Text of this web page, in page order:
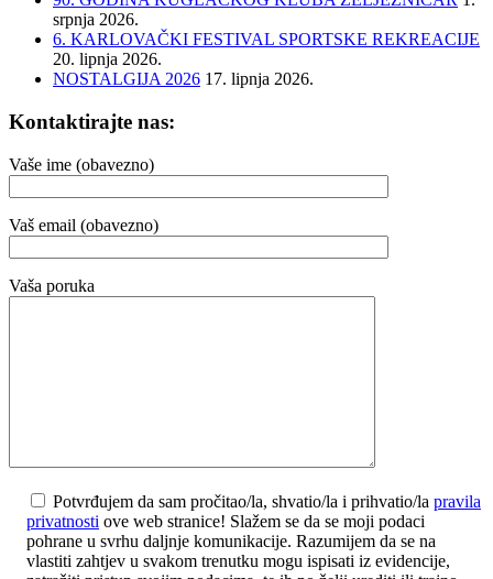
srpnja 2026.
6. KARLOVAČKI FESTIVAL SPORTSKE REKREACIJE
20. lipnja 2026.
NOSTALGIJA 2026 17. lipnja 2026.
Kontaktirajte nas:
Vaše ime (obavezno)
Vaš email (obavezno)
Vaša poruka
Potvrđujem da sam pročitao/la, shvatio/la i prihvatio/la pravila
privatnosti ove web stranice! Slažem se da se moji podaci
pohrane u svrhu daljnje komunikacije. Razumijem da se na
vlastiti zahtjev u svakom trenutku mogu ispisati iz evidencije,